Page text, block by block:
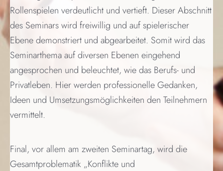
Rollenspielen verdeutlicht und vertieft. Dieser Abschnitt
des Seminars wird freiwillig und auf spielerischer
Ebene demonstriert und abgearbeitet. Somit wird das
Seminarthema auf diversen Ebenen eingehend
angesprochen und beleuchtet, wie das Berufs- und
Privatleben. Hier werden professionelle Gedanken,
Ideen und Umsetzungsmöglichkeiten den Teilnehmern
vermittelt.
Final, vor allem am zweiten Seminartag, wird die
Gesamtproblematik „Konflikte und